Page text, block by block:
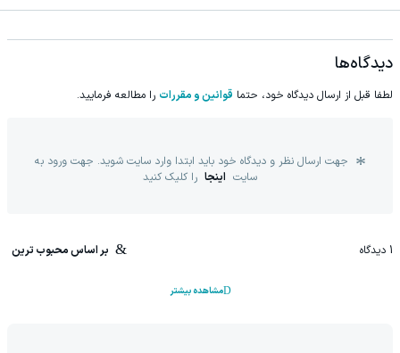
دیدگاه‌ها
لطفا قبل از ارسال دیدگاه خود، حتما قوانین و مقررات را مطالعه فرمایید.
جهت ارسال نظر و دیدگاه خود باید ابتدا وارد سایت شوید. جهت ورود به
سایت اینجا را کلیک کنید
1 دیدگاه بر اساس محبوب ترین
مشاهده بیشتر